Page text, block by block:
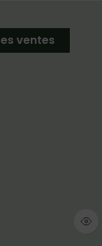
ventes